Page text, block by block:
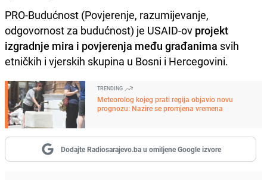
PRO-Budućnost (Povjerenje, razumijevanje,
odgovornost za budućnost) je USAID-ov projekt
izgradnje mira i povjerenja među građanima svih
etničkih i vjerskih skupina u Bosni i Hercegovini.
TRENDING
Meteorolog kojeg prati regija objavio novu
prognozu: Nazire se promjena vremena
Dodajte Radiosarajevo.ba u omiljene Google izvore